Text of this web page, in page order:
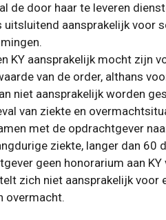
de door haar te leveren
uitsluitend aansprakelijk voor
KY aansprakelijk mocht zijn
van de order, althans
niet aansprakelijk worden
van ziekte en
met de opdrachtgever
ziekte, langer dan 60
geen honorarium aan
zich niet aansprakelijk
overmacht.